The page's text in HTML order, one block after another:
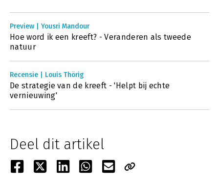
Preview | Yousri Mandour
Hoe word ik een kreeft? - Veranderen als tweede
natuur
Recensie | Louis Thörig
De strategie van de kreeft - 'Helpt bij echte
vernieuwing'
Deel dit artikel